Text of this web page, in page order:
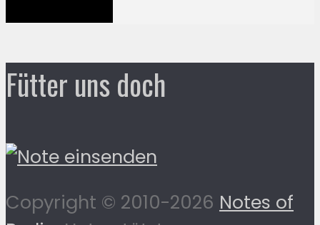
Fütter uns doch
Copyright © 2010-2026 Notes of